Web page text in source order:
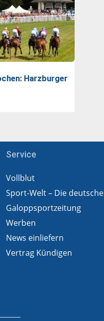
Harzburger
Service
Vollblut
Sport-Welt – Die deutsche
Galoppsportzeitung
Werben
News einliefern
Vertrag Kündigen